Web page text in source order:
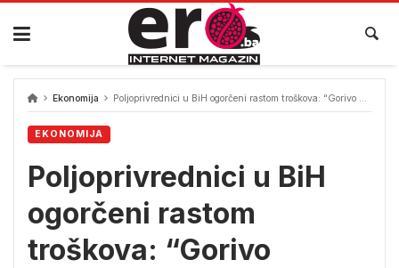
Skip
content
Ekonomija Poljoprivrednici u BiH ogorčeni rastom troškova: “Gorivo plaćamo kao da vozimo Porše”
EKONOMIJA
Poljoprivrednici u BiH
ogorčeni rastom
troškova: “Gorivo